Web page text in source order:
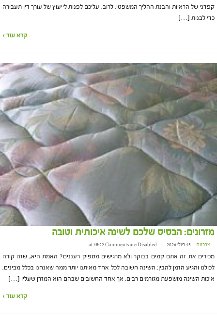
קפדני של הראיות והבנת ההליך המשפטי. לרוב, עליכם לפנות לייעוץ של עורך דין תעבורה
כדי לבנות […]
קרא עוד ›
מזרונים: הבסיס שלכם לשינה איכותית וטובה
צרכנות 15 ביולי 2026 at 18:22 Comments are Disabled
מכירים את זה אתם קמים בבוקר ולא מרגישים מספיק רעננים? האמת היא, שזה קורה
לכולנו והגיע הזמן להבין: השינה חשובה לכל אחד מאיתנו יותר ממה שאנחנו בכלל מבינים.
איכות השינה מושפעת מגורמים רבים, אך אחד החשובים שבהם הוא המזרן שעליו […]
קרא עוד ›